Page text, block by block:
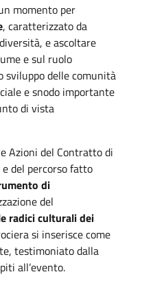
momento per
, caratterizzato da
e ascoltare
e sul ruolo
sviluppo delle comunità
e snodo importante
di vista
Azioni del Contratto di
del percorso fatto
di
del
radici culturali dei
si inserisce come
testimoniato dalla
all’evento.